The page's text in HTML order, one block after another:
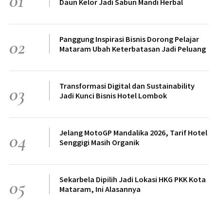
02
Panggung Inspirasi Bisnis Dorong Pelajar
Mataram Ubah Keterbatasan Jadi Peluang
03
Transformasi Digital dan Sustainability
Jadi Kunci Bisnis Hotel Lombok
04
Jelang MotoGP Mandalika 2026, Tarif Hotel
Senggigi Masih Organik
05
Sekarbela Dipilih Jadi Lokasi HKG PKK Kota
Mataram, Ini Alasannya